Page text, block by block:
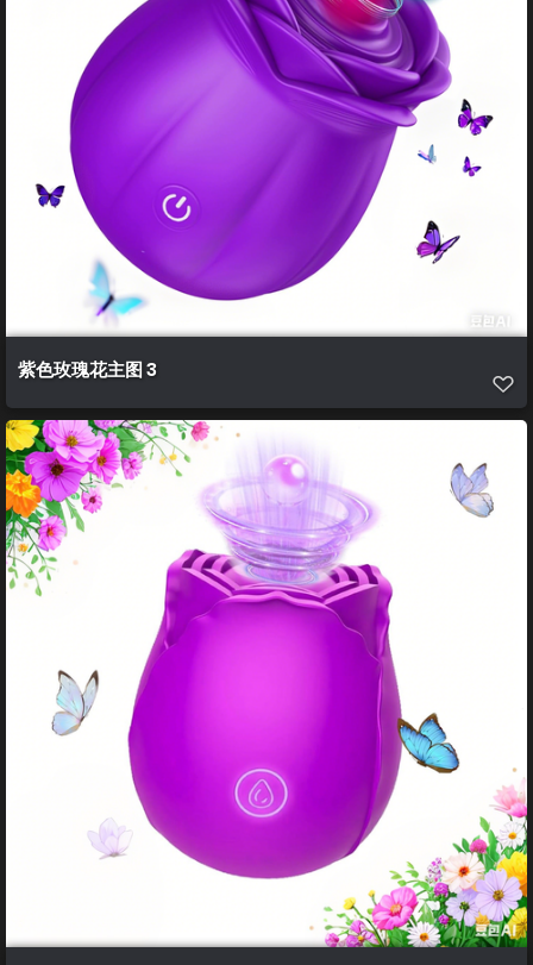
紫色玫瑰花主图 3